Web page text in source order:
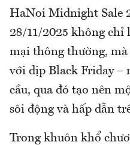
HaNoi Midnight Sale
28/11/2025 không chỉ
mại thông thường, mà
với dịp Black Friday –
cầu, qua đó tạo nên
sôi động và hấp dẫn
Trong khuôn khổ